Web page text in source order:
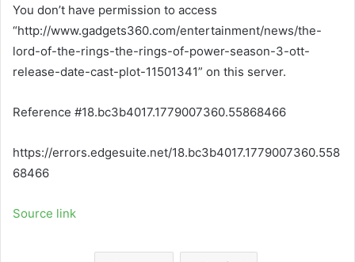
You don’t have permission to access
“http://www.gadgets360.com/entertainment/news/the-
lord-of-the-rings-the-rings-of-power-season-3-ott-
release-date-cast-plot-11501341” on this server.
Reference #18.bc3b4017.1779007360.55868466
https://errors.edgesuite.net/18.bc3b4017.1779007360.558
68466
Source link